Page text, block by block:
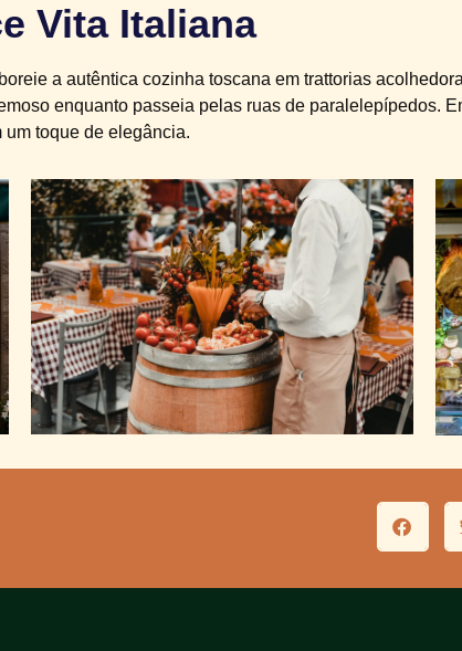
Vita Italiana
a autêntica cozinha toscana em trattorias
enquanto passeia pelas ruas de paralelepípedos.
toque de elegância.